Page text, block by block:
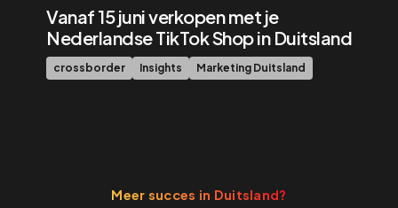
Vanaf 15 juni verkopen met je
Nederlandse TikTok Shop in Duitsland
crossborder Insights Marketing Duitsland
Meer succes in Duitsland?